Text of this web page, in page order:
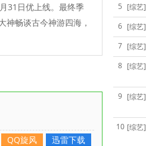
31日优上线。最终季
神畅谈古今神游四海，
迅雷下载
QQ旋风
5 [综艺]
6 [综艺]
7 [综艺]
8 [综艺]
9 [综艺]
10 [综艺]